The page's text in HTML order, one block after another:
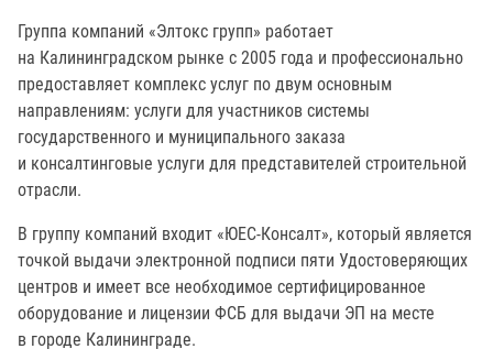
Группа компаний «Элтокс групп» работает
на Калининградском рынке с 2005 года и профессионально
предоставляет комплекс услуг по двум основным
направлениям: услуги для участников системы
государственного и муниципального заказа
и консалтинговые услуги для представителей строительной
отрасли.
В группу компаний входит «ЮЕС-Консалт», который является
точкой выдачи электронной подписи пяти Удостоверяющих
центров и имеет все необходимое сертифицированное
оборудование и лицензии ФСБ для выдачи ЭП на месте
в городе Калининграде.